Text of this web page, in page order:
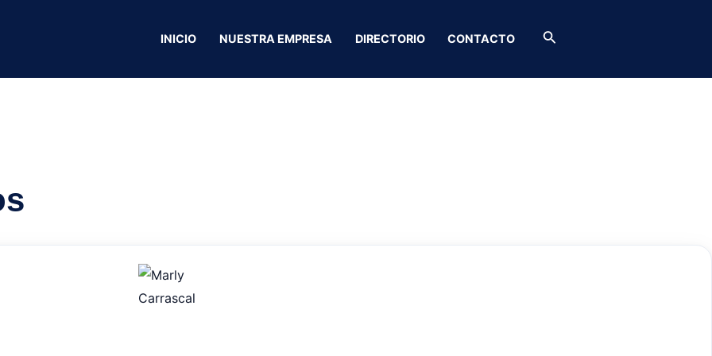
INICIO NUESTRA EMPRESA DIRECTORIO CONTACTO Buscar
The salón No. 1105